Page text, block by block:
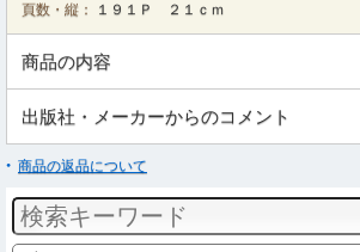
頁数・縦：
１９１Ｐ ２１ｃｍ
商品の内容
出版社・メーカーからのコメント
商品の返品について